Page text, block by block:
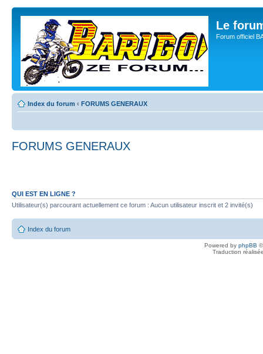
Le
Forum officiel
Index du forum ‹ FORUMS GENERAUX
FORUMS GENERAUX
QUI EST EN LIGNE ?
Utilisateur(s) parcourant actuellement ce forum : Aucun utilisateur inscrit et 2 invité(s)
Index du forum
Powered by phpBB
Traduction